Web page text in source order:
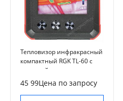
Тепловизор инфракрасный
компактный RGK TL-60 с
поверкой
45 99Цена по запросу